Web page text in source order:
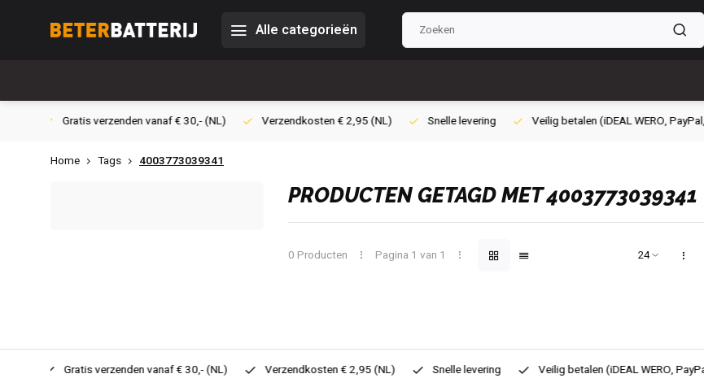
Alle categorieën
€ 30,- (NL) Verzendkosten € 2,95 (NL) Snelle levering Veilig betalen (iDEAL WERO, PayPal, Credit card of Achteraf betalen)
Home Tags 4003773039341
PRODUCTEN GETAGD MET 4003773039341
0 Producten Pagina 1 van 1
€ 30,- (NL) Verzendkosten € 2,95 (NL) Snelle levering Veilig betalen (iDEAL WERO, PayPal, Credit card of Achteraf betalen)